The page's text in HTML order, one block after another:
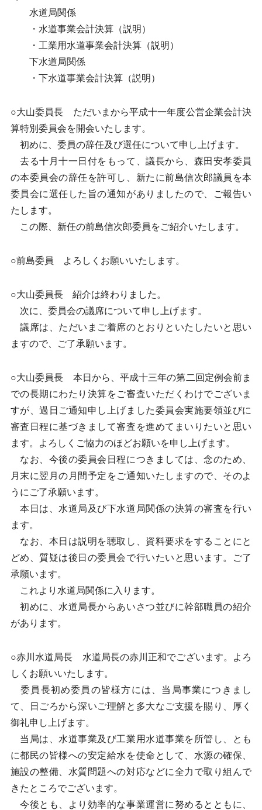
水道局関係
・水道事業会計決算（説明）
・工業用水道事業会計決算（説明）
下水道局関係
・下水道事業会計決算（説明）
○大山委員長 ただいまから平成十一年度公営企業会計決
算特別委員会を開会いたします。
初めに、委員の辞任及び選任について申し上げます。
去る十月十一日付をもって、議長から、森田安孝委員
の本委員会の辞任を許可し、新たに前島信次郎議員を本
委員会に選任した旨の通知がありましたので、ご報告い
たします。
この際、新任の前島信次郎委員をご紹介いたします。
○前島委員 よろしくお願いいたします。
○大山委員長 紹介は終わりました。
次に、委員会の議席について申し上げます。
議席は、ただいまご着席のとおりといたしたいと思い
ますので、ご了承願います。
○大山委員長 本日から、平成十三年の第二回定例会前ま
での長期にわたり決算をご審査いただくわけでございま
すが、過日ご通知申し上げました委員会実施要領並びに
審査日程に基づきまして審査を進めてまいりたいと思い
ます。よろしくご協力のほどお願いを申し上げます。
なお、今後の委員会日程につきましては、念のため、
月末に翌月の月間予定をご通知いたしますので、そのよ
うにご了承願います。
本日は、水道局及び下水道局関係の決算の審査を行い
ます。
なお、本日は説明を聴取し、資料要求をすることにと
どめ、質疑は後日の委員会で行いたいと思います。ご了
承願います。
これより水道局関係に入ります。
初めに、水道局長からあいさつ並びに幹部職員の紹介
があります。
○赤川水道局長 水道局長の赤川正和でございます。よろ
しくお願いいたします。
委員長初め委員の皆様方には、当局事業につきまし
て、日ごろから深いご理解と多大なご支援を賜り、厚く
御礼申し上げます。
当局は、水道事業及び工業用水道事業を所管し、とも
に都民の皆様への安定給水を使命として、水源の確保、
施設の整備、水質問題への対応などに全力で取り組んで
きたところでございます。
今後とも、より効率的な事業運営に努めるとともに、